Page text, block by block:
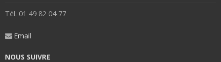
Tél. 01 49 82 04 77
Email
NOUS SUIVRE